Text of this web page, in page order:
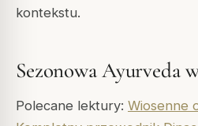
kontekstu.
Sezonowa Ayurveda
Polecane lektury: Wiosenne